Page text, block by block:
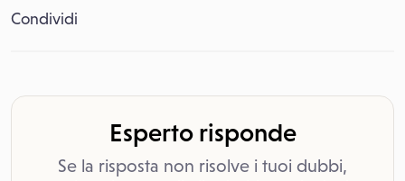
Condividi
Esperto risponde
Se la risposta non risolve i tuoi dubbi,